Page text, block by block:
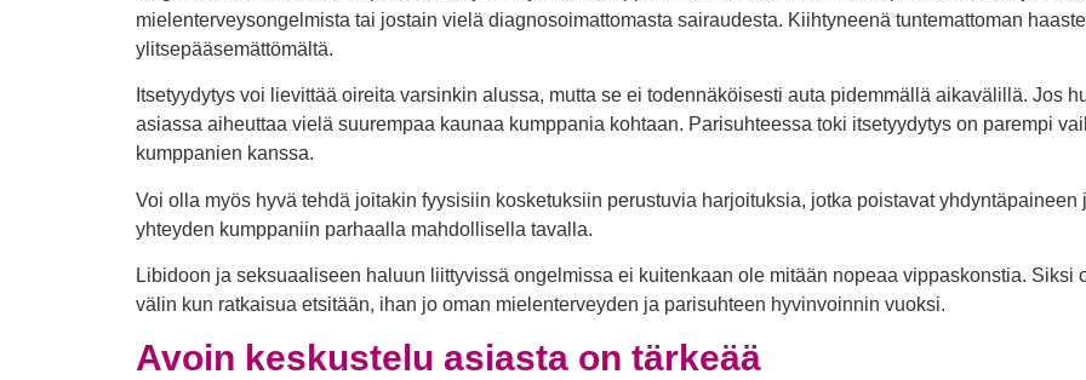
mielenterveysongelmista tai jostain vielä diagnosoimattomasta sairaudesta. Kiihtyneenä tuntemattoman
ylitsepääsemättömältä.
Itsetyydytys voi lievittää oireita varsinkin alussa, mutta se ei todennäköisesti auta pidemmällä aikavälillä. Jos
asiassa aiheuttaa vielä suurempaa kaunaa kumppania kohtaan. Parisuhteessa toki itsetyydytys on parempi
kumppanien kanssa.
Voi olla myös hyvä tehdä joitakin fyysisiin kosketuksiin perustuvia harjoituksia, jotka poistavat
yhteyden kumppaniin parhaalla mahdollisella tavalla.
Libidoon ja seksuaaliseen haluun liittyvissä ongelmissa ei kuitenkaan ole mitään nopeaa vippaskonstia. Siksi
välin kun ratkaisua etsitään, ihan jo oman mielenterveyden ja parisuhteen hyvinvoinnin vuoksi.
Avoin keskustelu asiasta on tärkeää